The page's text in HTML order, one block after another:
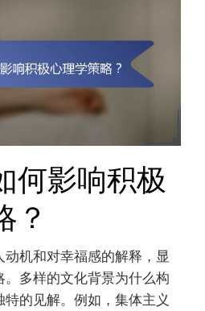
何影响积极
？
机和对幸福感的解释，显
多样的文化背景为什么构
的见解。例如，集体主义